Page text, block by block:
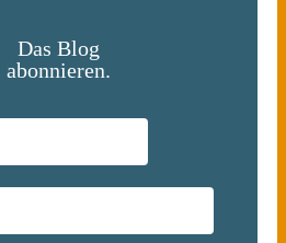
Das Blog
abonnieren.